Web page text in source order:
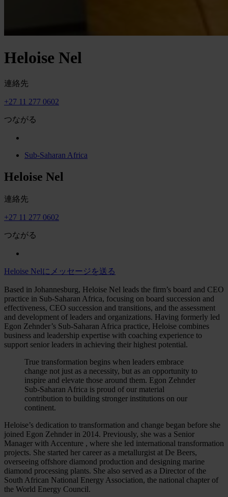
Heloise Nel
連絡先
+27 11 277 0602
つながる
Sub-Saharan Africa
Heloise Nel
連絡先
+27 11 277 0602
つながる
Heloise Nelにメッセージを送る
Based in Johannesburg, Heloise Nel leads the firm’s board and CEO
practice in Sub-Saharan Africa, focusing on board succession and
effectiveness, CEO succession and transitions, and the assessment
and development of leaders and organizations. Having formerly led
Egon Zehnder’s Sub-Saharan Africa practice, Heloise combines
business and leadership expertise with coaching experience to
support senior leaders in achieving their highest potential.
True transformation begins when leaders embrace
change not just as a necessity, but as an opportunity to
inspire and elevate those around them. Egon Zehnder
Sub-Saharan Africa is proud of our material
contribution to building stronger institutions on our
continent.
Heloise’s dedication to transformation and change began before she
joined Egon Zehnder in 2014. Previously, she was a Senior
Manager with Accenture , where she led international transformation
projects. She started her career as a metallurgist at De Beers,
overseeing offshore diamond production and designing marine
diamond processing plants. She also served as a Director of the
South African National Energy Association, the national chapter of
the World Energy Council.